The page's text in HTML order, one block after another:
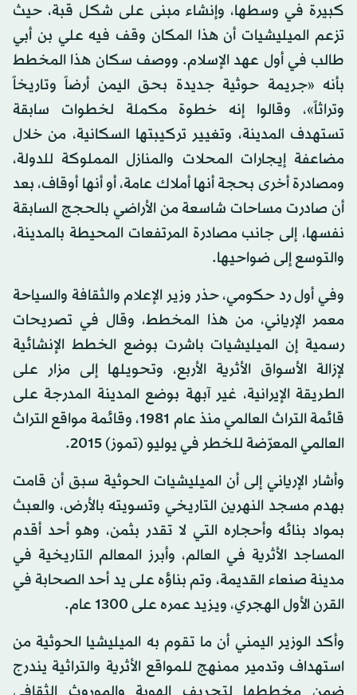
كبيرة في وسطها، وإنشاء مبنى على شكل قبة، حيث
تزعم الميليشيات أن هذا المكان وقف فيه علي بن أبي
طالب في أول عهد الإسلام. ووصف سكان هذا المخطط
بأنه «جريمة حوثية جديدة بحق اليمن أرضاً وتاريخاً
وتراثاً»، وقالوا إنه خطوة مكملة لخطوات سابقة
تستهدف المدينة، وتغيير تركيبتها السكانية، من خلال
مضاعفة إيجارات المحلات والمنازل المملوكة للدولة،
ومصادرة أخرى بحجة أنها أملاك عامة، أو أنها أوقاف، بعد
أن صادرت مساحات شاسعة من الأراضي بالحجج السابقة
نفسها، إلى جانب مصادرة المرتفعات المحيطة بالمدينة،
والتوسع إلى ضواحيها.
وفي أول رد حكومي، حذر وزير الإعلام والثقافة والسياحة
معمر الإرياني، من هذا المخطط، وقال في تصريحات
رسمية إن الميليشيات باشرت بوضع الخطط الإنشائية
لإزالة الأسواق الأثرية الأربع، وتحويلها إلى مزار على
الطريقة الإيرانية، غير آبهة بوضع المدينة المدرجة على
قائمة التراث العالمي منذ عام 1981، وقائمة مواقع التراث
العالمي المعرّضة للخطر في يوليو (تموز) 2015.
وأشار الإرياني إلى أن الميليشيات الحوثية سبق أن قامت
بهدم مسجد النهرين التاريخي وتسويته بالأرض، والعبث
بمواد بنائه وأحجاره التي لا تقدر بثمن، وهو أحد أقدم
المساجد الأثرية في العالم، وأبرز المعالم التاريخية في
مدينة صنعاء القديمة، وتم بناؤه على يد أحد الصحابة في
القرن الأول الهجري، ويزيد عمره على 1300 عام.
وأكد الوزير اليمني أن ما تقوم به الميليشيا الحوثية من
استهداف وتدمير ممنهج للمواقع الأثرية والتراثية يندرج